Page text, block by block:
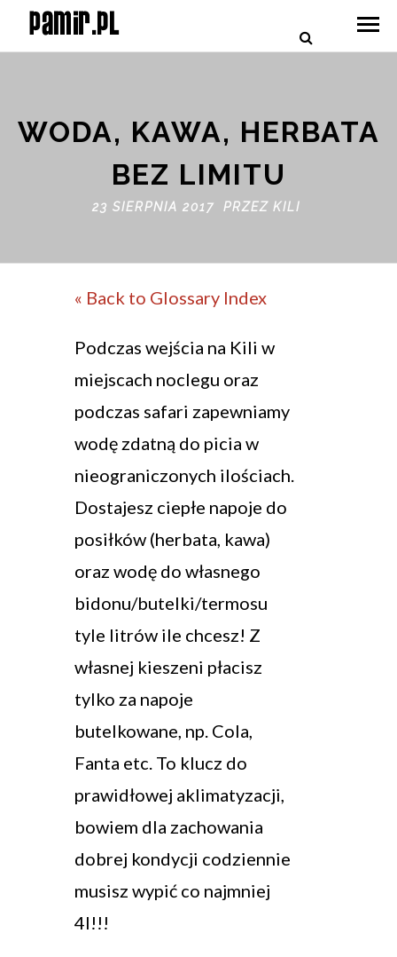
WODA, KAWA, HERBATA
BEZ LIMITU
23 SIERPNIA 2017 PRZEZ KILI
« Back to Glossary Index
Podczas wejścia na Kili w
miejscach noclegu oraz
podczas safari zapewniamy
wodę zdatną do picia w
nieograniczonych ilościach.
Dostajesz ciepłe napoje do
posiłków (herbata, kawa)
oraz wodę do własnego
bidonu/butelki/termosu
tyle litrów ile chcesz! Z
własnej kieszeni płacisz
tylko za napoje
butelkowane, np. Cola,
Fanta etc. To klucz do
prawidłowej aklimatyzacji,
bowiem dla zachowania
dobrej kondycji codziennie
musisz wypić co najmniej
4l!!!